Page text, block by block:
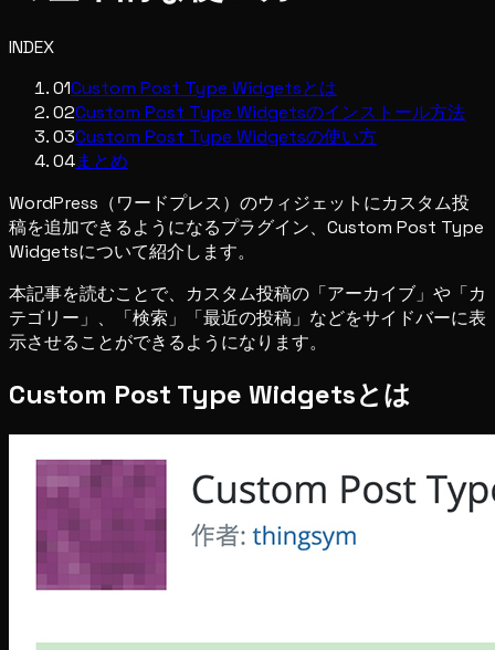
INDEX
01Custom Post Type Widgetsとは
02Custom Post Type Widgetsのインストール方法
03Custom Post Type Widgetsの使い方
04まとめ
WordPress（ワードプレス）のウィジェットにカスタム投
稿を追加できるようになるプラグイン、Custom Post Type
Widgetsについて紹介します。
本記事を読むことで、カスタム投稿の「アーカイブ」や「カ
テゴリー」、「検索」「最近の投稿」などをサイドバーに表
示させることができるようになります。
Custom Post Type Widgetsとは